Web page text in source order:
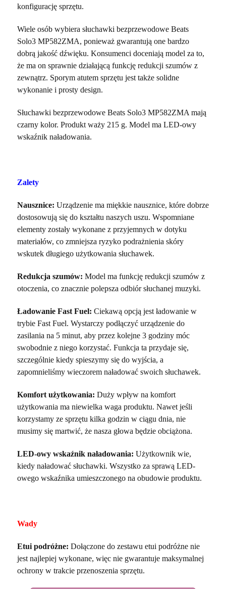
konfigurację sprzętu.
Wiele osób wybiera słuchawki bezprzewodowe Beats
Solo3 MP582ZMA, ponieważ gwarantują one bardzo
dobrą jakość dźwięku. Konsumenci doceniają model za to,
że ma on sprawnie działającą funkcję redukcji szumów z
zewnątrz. Sporym atutem sprzętu jest także solidne
wykonanie i prosty design.
Słuchawki bezprzewodowe Beats Solo3 MP582ZMA mają
czarny kolor. Produkt waży 215 g. Model ma LED-owy
wskaźnik naładowania.
Zalety
Nausznice: Urządzenie ma miękkie nausznice, które dobrze
dostosowują się do kształtu naszych uszu. Wspomniane
elementy zostały wykonane z przyjemnych w dotyku
materiałów, co zmniejsza ryzyko podrażnienia skóry
wskutek długiego użytkowania słuchawek.
Redukcja szumów: Model ma funkcję redukcji szumów z
otoczenia, co znacznie polepsza odbiór słuchanej muzyki.
Ładowanie Fast Fuel: Ciekawą opcją jest ładowanie w
trybie Fast Fuel. Wystarczy podłączyć urządzenie do
zasilania na 5 minut, aby przez kolejne 3 godziny móc
swobodnie z niego korzystać. Funkcja ta przydaje się,
szczególnie kiedy spieszymy się do wyjścia, a
zapomnieliśmy wieczorem naładować swoich słuchawek.
Komfort użytkowania: Duży wpływ na komfort
użytkowania ma niewielka waga produktu. Nawet jeśli
korzystamy ze sprzętu kilka godzin w ciągu dnia, nie
musimy się martwić, że nasza głowa będzie obciążona.
LED-owy wskaźnik naładowania: Użytkownik wie,
kiedy naładować słuchawki. Wszystko za sprawą LED-
owego wskaźnika umieszczonego na obudowie produktu.
Wady
Etui podróżne: Dołączone do zestawu etui podróżne nie
jest najlepiej wykonane, więc nie gwarantuje maksymalnej
ochrony w trakcie przenoszenia sprzętu.